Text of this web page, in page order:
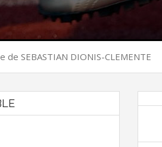
de SEBASTIAN DIONIS-CLEMENTE